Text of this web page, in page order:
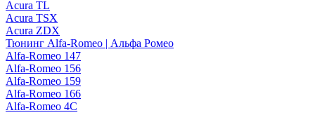
Acura TL
Acura TSX
Acura ZDX
Тюнинг Alfa-Romeo | Альфа Ромео
Alfa-Romeo 147
Alfa-Romeo 156
Alfa-Romeo 159
Alfa-Romeo 166
Alfa-Romeo 4C